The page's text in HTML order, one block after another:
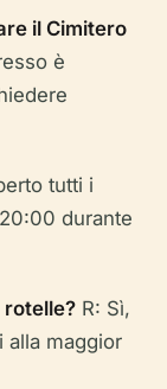
il Cimitero
è
tutti i
durante
rotelle? R: Sì,
alla maggior